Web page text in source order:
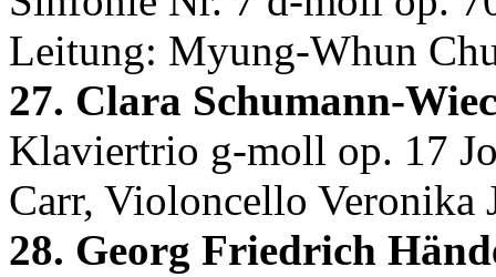
Leitung: Myung-Whun
27. Clara Schumann-
Klaviertrio g-moll op. 17
Carr, Violoncello Veronika
28. Georg Friedrich